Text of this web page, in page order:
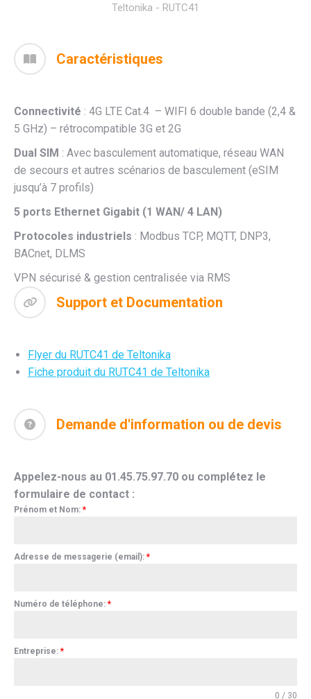
Teltonika - RUTC41
Caractéristiques
Connectivité : 4G LTE Cat.4 – WIFI 6 double bande (2,4 &
5 GHz) – rétrocompatible 3G et 2G
Dual SIM : Avec basculement automatique, réseau WAN
de secours et autres scénarios de basculement (eSIM
jusqu’à 7 profils)
5 ports Ethernet Gigabit (1 WAN/ 4 LAN)
Protocoles industriels : Modbus TCP, MQTT, DNP3,
BACnet, DLMS
VPN sécurisé & gestion centralisée via RMS
Support et Documentation
Flyer du RUTC41 de Teltonika
Fiche produit du RUTC41 de Teltonika
Demande d'information ou de devis
Appelez-nous au 01.45.75.97.70 ou complétez le
formulaire de contact :
Prénom et Nom: *
Adresse de messagerie (email): *
Numéro de téléphone: *
Entreprise: *
0 / 30